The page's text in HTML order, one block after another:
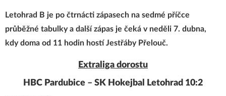
Letohrad B je po čtrnácti zápasech na sedmé příčce
průběžné tabulky a další zápas je čeká v neděli 7. dubna,
kdy doma od 11 hodin hostí Jestřáby Přelouč.
Extraliga dorostu
HBC Pardubice – SK Hokejbal Letohrad 10:2